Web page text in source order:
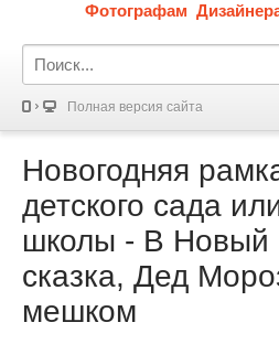
Фотографам
Полная версия сайта
Новогодняя
детского сада
школы - В Новый
сказка, Дед
мешком